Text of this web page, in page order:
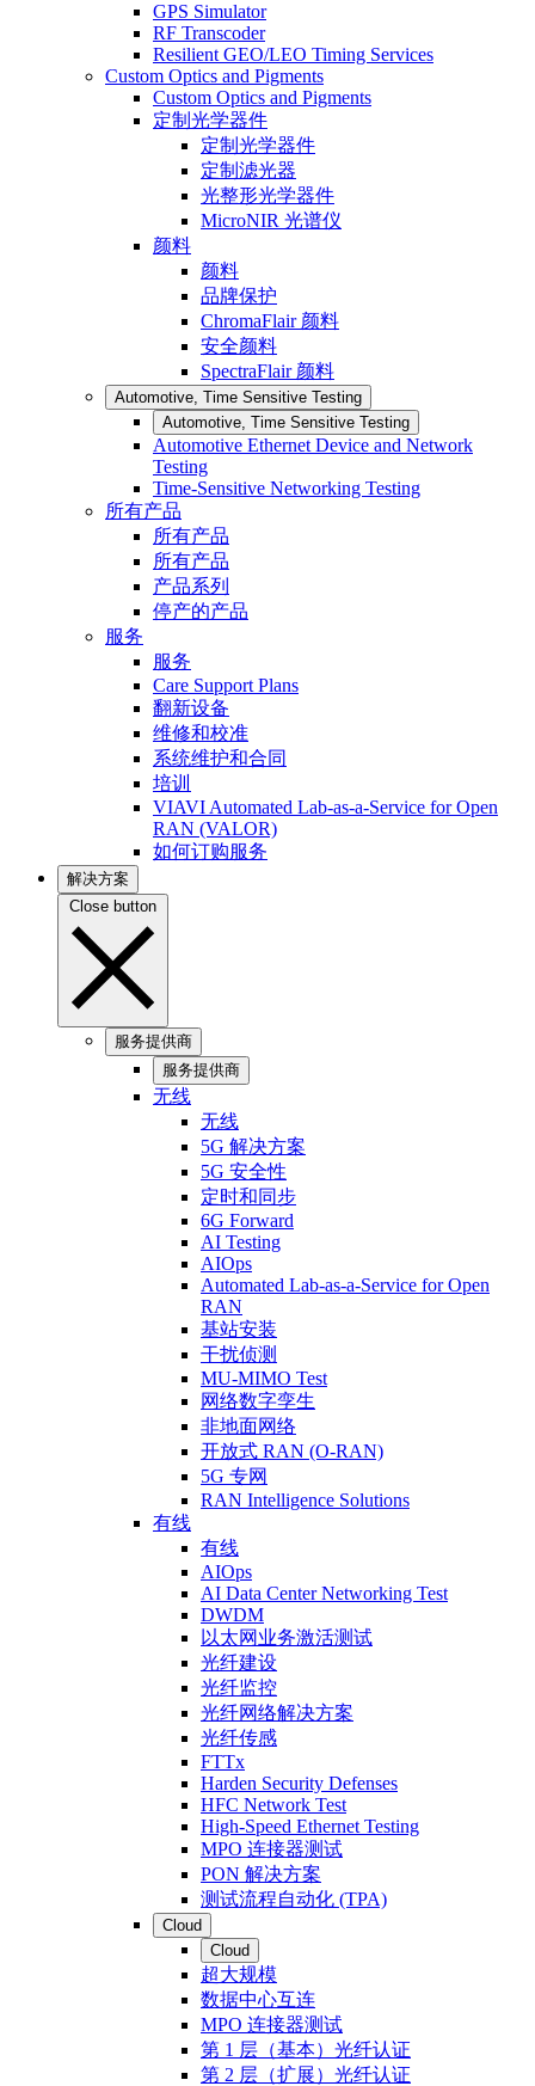
GPS Simulator
RF Transcoder
Resilient GEO/LEO Timing Services
Custom Optics and Pigments
Custom Optics and Pigments
定制光学器件
定制光学器件
定制滤光器
光整形光学器件
MicroNIR 光谱仪
颜料
颜料
品牌保护
ChromaFlair 颜料
安全颜料
SpectraFlair 颜料
Automotive, Time Sensitive Testing
Automotive, Time Sensitive Testing
Automotive Ethernet Device and Network
Testing
Time-Sensitive Networking Testing
所有产品
所有产品
所有产品
产品系列
停产的产品
服务
服务
Care Support Plans
翻新设备
维修和校准
系统维护和合同
培训
VIAVI Automated Lab-as-a-Service for Open
RAN (VALOR)
如何订购服务
解决方案
Close button
服务提供商
服务提供商
无线
无线
5G 解决方案
5G 安全性
定时和同步
6G Forward
AI Testing
AIOps
Automated Lab-as-a-Service for Open
RAN
基站安装
干扰侦测
MU-MIMO Test
网络数字孪生
非地面网络
开放式 RAN (O-RAN)
5G 专网
RAN Intelligence Solutions
有线
有线
AIOps
AI Data Center Networking Test
DWDM
以太网业务激活测试
光纤建设
光纤监控
光纤网络解决方案
光纤传感
FTTx
Harden Security Defenses
HFC Network Test
High-Speed Ethernet Testing
MPO 连接器测试
PON 解决方案
测试流程自动化 (TPA)
Cloud
Cloud
超大规模
数据中心互连
MPO 连接器测试
第 1 层（基本）光纤认证
第 2 层（扩展）光纤认证